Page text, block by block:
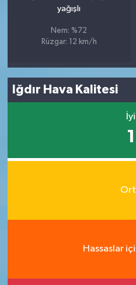
yağışlı
Nem: %72
Rüzgar: 12 km/h
Iğdır Hava Kalitesi
İyi
1
Hassaslar